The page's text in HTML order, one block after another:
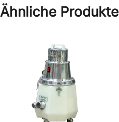
Ähnliche Produkte